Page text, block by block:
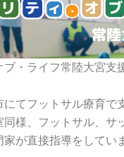
ブ・ライフ常陸大宮支
にてフットサル療育で
同様、フットサル、サ
が直接指導をしてい